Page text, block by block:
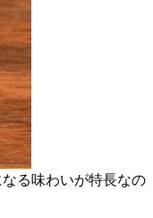
る味わいが特長なの